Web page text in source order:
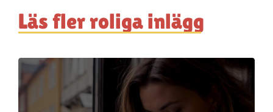
Läs fler roliga inlägg